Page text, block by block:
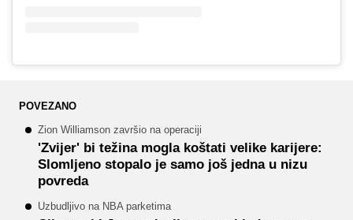
POVEZANO
Zion Williamson završio na operaciji
'Zvijer' bi težina mogla koštati velike karijere:
Slomljeno stopalo je samo još jedna u nizu
povreda
Uzbudljivo na NBA parketima